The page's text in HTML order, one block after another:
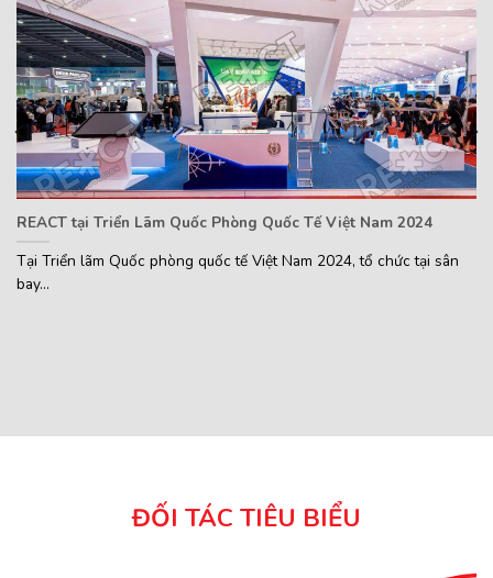
REACT tỏa sáng: Gian hàng U2U Network “Chiếm spotlight” tại
Ngày 17/9 vừa qua, tại sự kiện TOKEN2049 Singapore 2024,
ĐỐI TÁC TIÊU BIỂU